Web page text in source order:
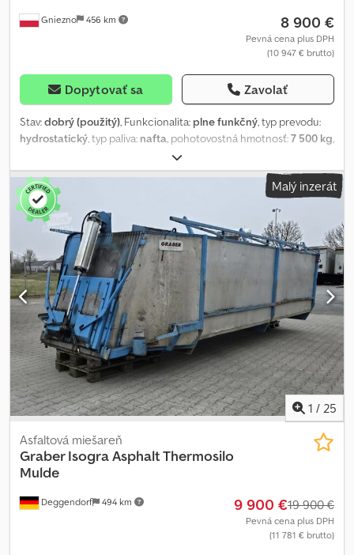
Gniezno 456 km 8 900 €
Pevná cena plus DPH
(10 947 € brutto)
Dopytovať sa Zavolať
Stav:dobrý (použitý), Funkcionalita: plne funkčný, typ prevodu:
hydrostatický, typ paliva: nafta, pohotovostná hmotnosť:7 500 kg,
8 000 kg
percento, konfigurácia náprav:2 nápravy, brzdy:iný, zavesenie:
parabolický list (pružina)
, Príves na prepravu bitúmenových hmôt
a tekutého asfaltu od firmy Klolberg Kocioł, typ A18, s
hydraulickým pohonom. Motor Hatz!! Kapacita 5400 litrov. Príves
dovezený z Nemecka, registrovaný ako špeciálny vozík! Nové
pneumatiky! Všetko je na 100 % funkčné!! Pozývam vás na
obhliadku. Chjdpszp Ubxsfx Afvea
Malý inzerát
1 / 25
Deggendorf 494 km
Asfaltová miešareň
Graber Isogra Asphalt Thermosilo
Mulde
9 900 €19 900 €
Pevná cena plus DPH
(11 781 € brutto)